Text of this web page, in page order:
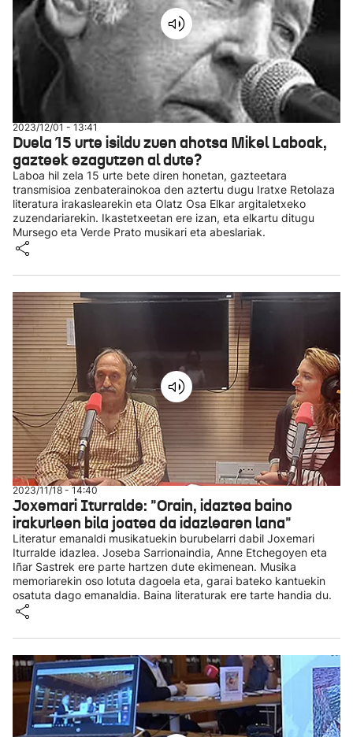
2023/12/01 - 13:41
Duela 15 urte isildu zuen ahotsa Mikel Laboak,
gazteek ezagutzen al dute?
Laboa hil zela 15 urte bete diren honetan, gazteetara
transmisioa zenbaterainokoa den aztertu dugu Iratxe Retolaza
literatura irakaslearekin eta Olatz Osa Elkar argitaletxeko
zuzendariarekin. Ikastetxeetan ere izan, eta elkartu ditugu
Mursego eta Verde Prato musikari eta abeslariak.
2023/11/18 - 14:40
Joxemari Iturralde: "Orain, idaztea baino
irakurleen bila joatea da idazlearen lana"
Literatur emanaldi musikatuekin burubelarri dabil Joxemari
Iturralde idazlea. Joseba Sarrionaindia, Anne Etchegoyen eta
Iñar Sastrek ere parte hartzen dute ekimenean. Musika
memoriarekin oso lotuta dagoela eta, garai bateko kantuekin
osatuta dago emanaldia. Baina literaturak ere tarte handia du.